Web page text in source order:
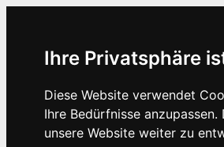
Ihre Privatsphäre
Diese Website verwendet
Ihre Bedürfnisse
unsere Website weiter zu